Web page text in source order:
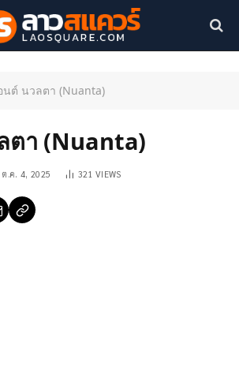
นต์ นวลตา (Nuanta)
ตา (Nuanta)
ต.ค. 4, 2025 321 VIEWS